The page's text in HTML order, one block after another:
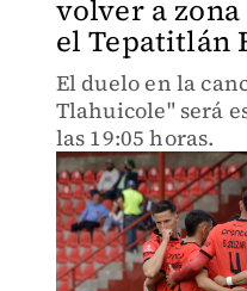
volver a
el Tepatitlán
El duelo en la
Tlahuicole" será
las 19:05 horas.